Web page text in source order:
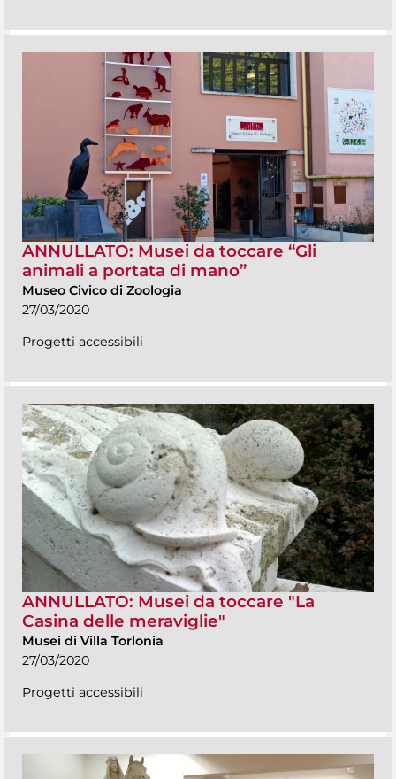
ANNULLATO: Musei da toccare “Gli
animali a portata di mano”
Museo Civico di Zoologia
27/03/2020
Progetti accessibili
ANNULLATO: Musei da toccare "La
Casina delle meraviglie"
Musei di Villa Torlonia
27/03/2020
Progetti accessibili